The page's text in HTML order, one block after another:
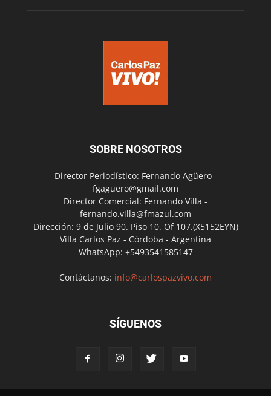
SOBRE NOSOTROS
Director Periodístico: Fernando Agüero -
fgaguero@gmail.com
Director Comercial: Fernando Villa -
fernando.villa@fmazul.com
Dirección: 9 de Julio 90. Piso 10. Of 107.(X5152EYN)
Villa Carlos Paz - Córdoba - Argentina
WhatsApp: +5493541585147
Contáctanos: info@carlospazvivo.com
SÍGUENOS